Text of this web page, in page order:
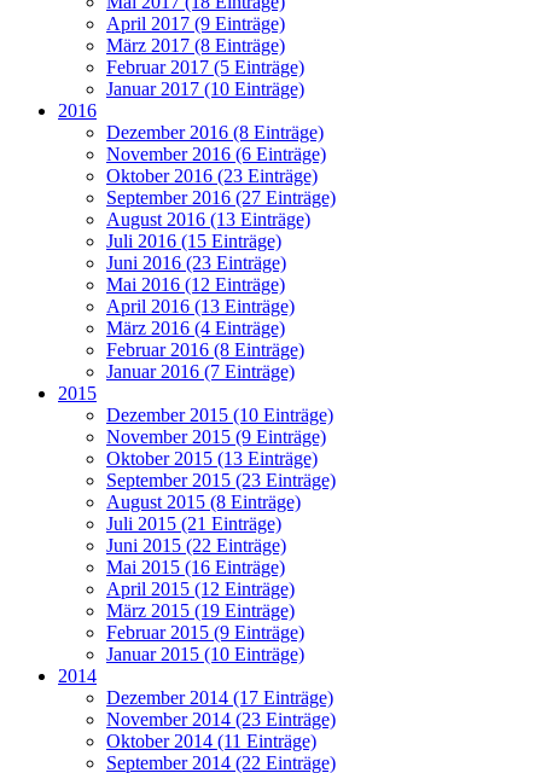
April 2017 (9 Einträge)
März 2017 (8 Einträge)
Februar 2017 (5 Einträge)
Januar 2017 (10 Einträge)
2016
Dezember 2016 (8 Einträge)
November 2016 (6 Einträge)
Oktober 2016 (23 Einträge)
September 2016 (27 Einträge)
August 2016 (13 Einträge)
Juli 2016 (15 Einträge)
Juni 2016 (23 Einträge)
Mai 2016 (12 Einträge)
April 2016 (13 Einträge)
März 2016 (4 Einträge)
Februar 2016 (8 Einträge)
Januar 2016 (7 Einträge)
2015
Dezember 2015 (10 Einträge)
November 2015 (9 Einträge)
Oktober 2015 (13 Einträge)
September 2015 (23 Einträge)
August 2015 (8 Einträge)
Juli 2015 (21 Einträge)
Juni 2015 (22 Einträge)
Mai 2015 (16 Einträge)
April 2015 (12 Einträge)
März 2015 (19 Einträge)
Februar 2015 (9 Einträge)
Januar 2015 (10 Einträge)
2014
Dezember 2014 (17 Einträge)
November 2014 (23 Einträge)
Oktober 2014 (11 Einträge)
September 2014 (22 Einträge)